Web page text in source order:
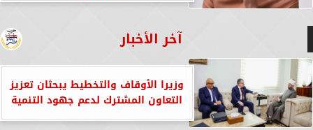
آخر الأخبار
وزيرا الأوقاف والتخطيط يبحثان تعزيز
التعاون المشترك لدعم جهود التنمية